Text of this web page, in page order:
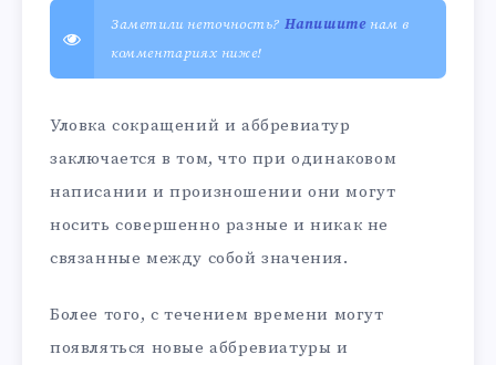
Заметили неточность? Напишитенам в
комментариях ниже!
Уловка сокращений и аббревиатур
заключается в том, что при одинаковом
написании и произношении они могут
носить совершенно разные и никак не
связанные между собой значения.
Более того, с течением времени могут
появляться новые аббревиатуры и